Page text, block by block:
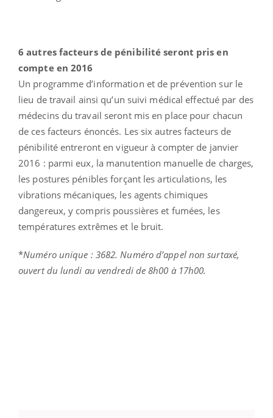
6 autres facteurs de pénibilité seront pris en
compte en 2016
Un programme d’information et de prévention sur le
lieu de travail ainsi qu’un suivi médical effectué par des
médecins du travail seront mis en place pour chacun
de ces facteurs énoncés. Les six autres facteurs de
pénibilité entreront en vigueur à compter de janvier
2016 : parmi eux, la manutention manuelle de charges,
les postures pénibles forçant les articulations, les
vibrations mécaniques, les agents chimiques
dangereux, y compris poussières et fumées, les
températures extrêmes et le bruit.
*Numéro unique : 3682. Numéro d’appel non surtaxé,
ouvert du lundi au vendredi de 8h00 à 17h00.